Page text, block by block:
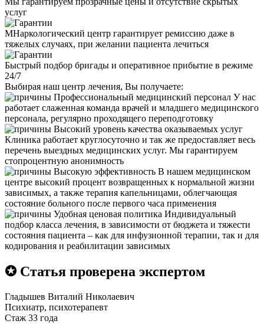
услуг
МНаркологический центр гарантирует ремиссию даже в
тяжелых случаях, при желании пациента лечиться
Быстрый подбор бригады и оперативное прибытие в режиме
24/7
Выбирая наш центр лечения, Вы получаете:
Профессиональный медицинский персонал У нас
работает слаженная команда врачей и младшего медицинского
персонала, регулярно проходящего переподготовку
Высокий уровень качества оказываемых услуг
Клиника работает круглосуточно и так же предоставляет весь
перечень выездных медицинских услуг. Мы гарантируем
стопроцентную анонимность
Высокую эффективность В нашем медицинском
центре высокий процент возвращенных к нормальной жизни
зависимых, а также терапия капельницами, облегчающая
состояние больного после первого часа применения
Удобная ценовая политика Индивидуальный
подбор класса лечения, в зависимости от бюджета и тяжести
состояния пациента – как для инфузионной терапии, так и для
кодирования и реабилитации зависимых
✪ Статья проверена экспертом
Гладышев Виталий Николаевич
Психиатр, психотерапевт
Стаж 33 года